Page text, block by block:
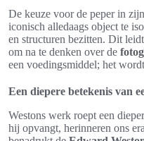
De keuze voor de peper in
iconisch alledaags object te
en structuren bezitten. Dit
om na te denken over de
een voedingsmiddel; het
Een diepere betekenis van
Westons werk roept een
hij opvangt, herinneren ons